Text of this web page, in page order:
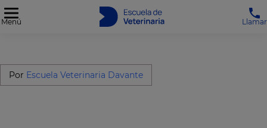
Menú Llamar
Por Escuela Veterinaria Davante